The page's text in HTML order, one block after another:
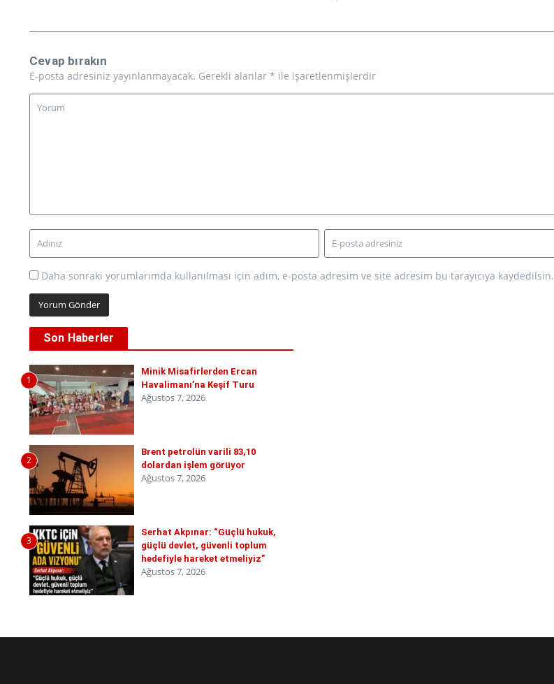
Cevap bırakın
E-posta adresiniz yayınlanmayacak. Gerekli alanlar * ile işaretlenmişlerdir
Daha sonraki yorumlarımda kullanılması için adım, e-posta adresim ve site adresim bu tarayıcıya kaydedilsin.
Son Haberler
1
Minik Misafirlerden Ercan
Havalimanı’na Keşif Turu
Ağustos 7, 2026
2
Brent petrolün varili 83,10
dolardan işlem görüyor
Ağustos 7, 2026
3
Serhat Akpınar: “Güçlü hukuk,
güçlü devlet, güvenli toplum
hedefiyle hareket etmeliyiz”
Ağustos 7, 2026